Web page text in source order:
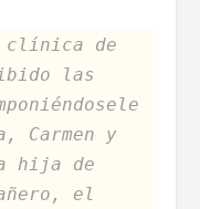
clínica de
las
Carmen y
hija de
el